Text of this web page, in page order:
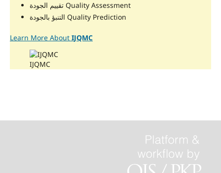
تقييم الجودة Quality Assessment
التنبؤ بالجودة Quality Prediction
Learn More About IJQMC
IJQMC